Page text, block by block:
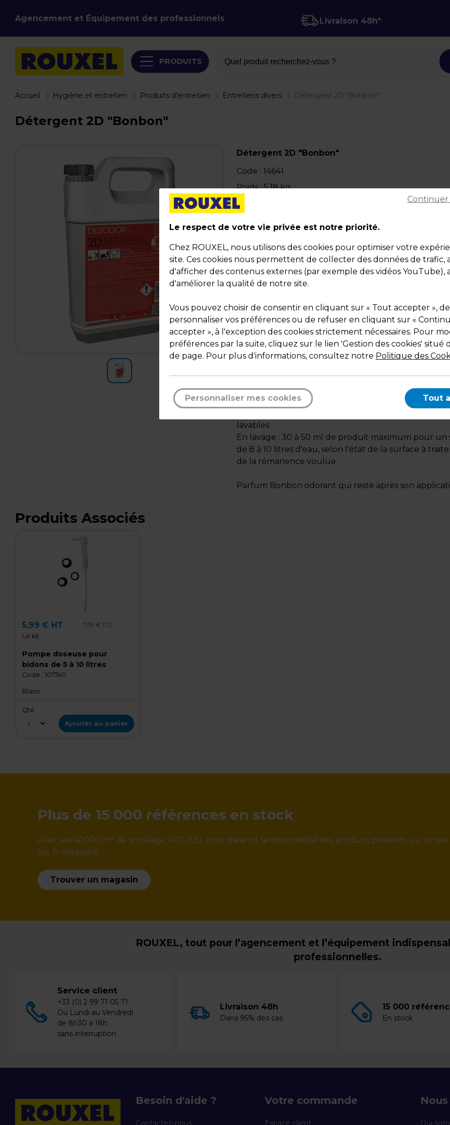
Agencement et Équipement des professionnels Livraison 48h*
PRODUITS Quel produit recherchez-vous ?
Accueil Hygiène et entretien Produits d'entretien Entretiens divers Détergent 2D "Bonbon"
Détergent 2D "Bonbon"
Détergent 2D "Bonbon"
Code : 14641
Poids : 5,18 kg
Description
Détergent, désodorisant. Ph neutre. Ne mousse pas.
rinçage. Craint le gel.
Dans le domaine des collectivités et des sociétés de
nettoyage (magasins, écoles, immeubles, maisons de
retraite et cliniques, hôtels, restaurants), pour WC,
lavables.
En lavage : 30 à 50 ml de produit maximum pour un
de 8 à 10 litres d'eau, selon l'état de la surface à
de la rémanence voulue.
Parfum Bonbon odorant qui reste après son
Produits Associés
5,99 € HT
7,19 € TTC
Le kit
Pompe doseuse pour
bidons de 5 à 10 litres
Code : 107740
Blanc
Qté
Ajouter au panier
Plus de 15 000 références en stock
Avec ses 40000 m2 de stockage, ROUXEL vous garantit la disponibilité des produits présents sur ce
ses 15 magasins.
Trouver un magasin
ROUXEL, tout pour l’agencement et l’équipement
professionnelles.
Service client
+33 (0) 2 99 71 05 71
Du Lundi au Vendredi
de 8h30 à 18h
sans interruption
Livraison 48h
Dans 95% des cas
15 000
En stock
Besoin d'aide ?
Contactez-nous
Votre commande
Espace client Qui
Le respect de votre vie privée est notre priorité.
Chez ROUXEL, nous utilisons des cookies pour optimiser votre
site. Ces cookies nous permettent de collecter des données de trafic,
d'afficher des contenus externes (par exemple des vidéos YouTube),
d'améliorer la qualité de notre site.
Vous pouvez choisir de consentir en cliquant sur « Tout accepter », de
personnaliser vos préférences ou de refuser en cliquant sur «
accepter », à l'exception des cookies strictement nécessaires. Pour
préférences par la suite, cliquez sur le lien 'Gestion des cookies' situé
de page. Pour plus d'informations, consultez notre Politique des
Continuer
Personnaliser mes cookies Tout